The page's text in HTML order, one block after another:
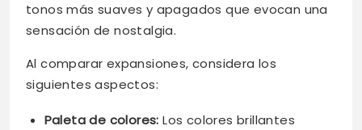
tonos más suaves y apagados que evocan una
sensación de nostalgia.
Al comparar expansiones, considera los
siguientes aspectos:
Paleta de colores: Los colores brillantes